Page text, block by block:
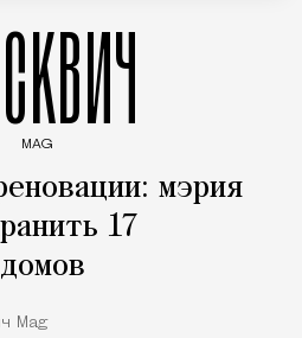
MAG
мэрия
17
Mag